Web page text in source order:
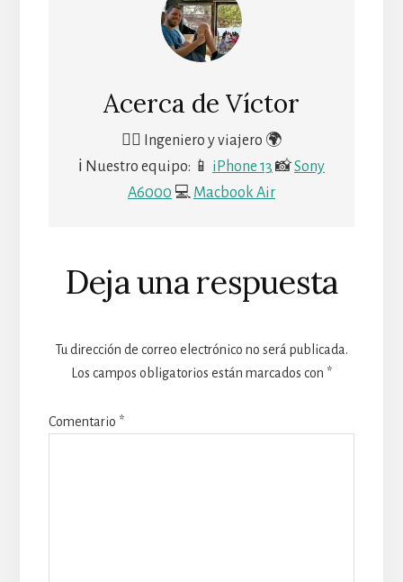
Acerca de Víctor
🙋‍♂️ Ingeniero y viajero 🌍
ℹ Nuestro equipo: 📱 iPhone 13 📸Sony
A6000 💻 Macbook Air
Deja una respuesta
Tu dirección de correo electrónico no será publicada.
Los campos obligatorios están marcados con *
Comentario *